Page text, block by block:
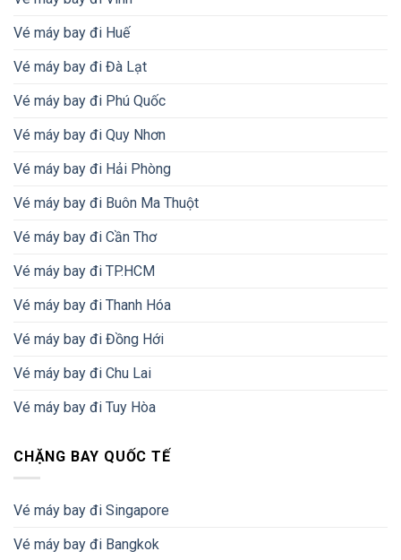
Vé máy bay đi Huế
Vé máy bay đi Đà Lạt
Vé máy bay đi Phú Quốc
Vé máy bay đi Quy Nhơn
Vé máy bay đi Hải Phòng
Vé máy bay đi Buôn Ma Thuột
Vé máy bay đi Cần Thơ
Vé máy bay đi TP.HCM
Vé máy bay đi Thanh Hóa
Vé máy bay đi Đồng Hới
Vé máy bay đi Chu Lai
Vé máy bay đi Tuy Hòa
CHẶNG BAY QUỐC TẾ
Vé máy bay đi Singapore
Vé máy bay đi Bangkok